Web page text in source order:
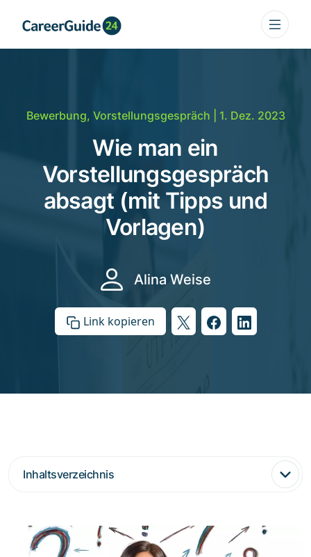
Bewerbung, Vorstellungsgespräch | 1. Dez. 2023
Wie man ein
Vorstellungsgespräch
absagt (mit Tipps und
Vorlagen)
Alina Weise
Link kopieren
Inhaltsverzeichnis